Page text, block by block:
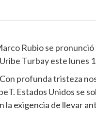
Rubio se
Turbay este lunes
profunda tristeza
Estados Unidos se
exigencia de llevar